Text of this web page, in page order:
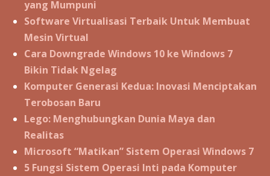
yang Mumpuni
Software Virtualisasi Terbaik Untuk Membuat
Mesin Virtual
Cara Downgrade Windows 10 ke Windows 7
Bikin Tidak Ngelag
Komputer Generasi Kedua: Inovasi Menciptakan
Terobosan Baru
Lego: Menghubungkan Dunia Maya dan
Realitas
Microsoft “Matikan” Sistem Operasi Windows 7
5 Fungsi Sistem Operasi Inti pada Komputer